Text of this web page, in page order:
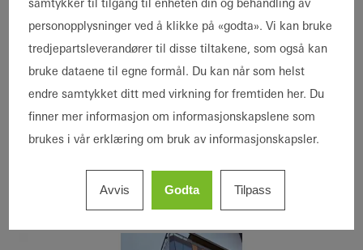
aluminium. Den utoverhengende frontfasaden
har svært store glass som i tillegg er utført
med silikonfuger i stedet for utvendige
dekklister. En av overgangene mellom
frontfasade og sidevegg er brutt over to
hjørner, et grep som krevde svært stor
presisjon under prosjektering, produksjon og
montasje.
samtykker til tilgang til enheten din og behandling av
personopplysninger ved å klikke på «godta». Vi kan bruke
tredjepartsleverandører til disse tiltakene, som også kan
bruke dataene til egne formål. Du kan når som helst
endre samtykket ditt med virkning for fremtiden her. Du
finner mer informasjon om informasjonskapslene som
brukes i vår erklæring om bruk av informasjonskapsler.
Avvis Godta Tilpass